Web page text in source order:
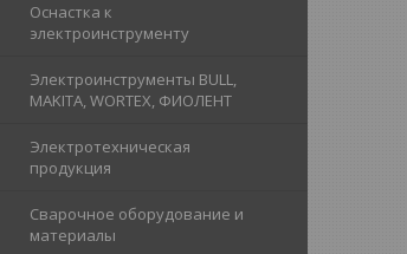
Оснастка к
электроинструменту
Электроинструменты BULL,
MAKITA, WORTEX, ФИОЛЕНТ
Электротехническая
продукция
Сварочное оборудование и
материалы